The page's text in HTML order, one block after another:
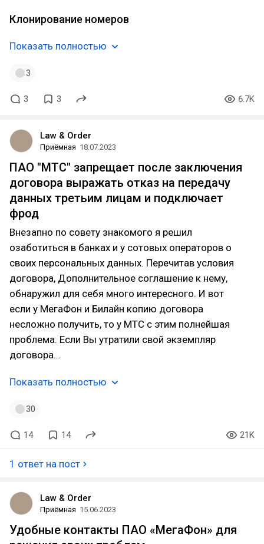
Клонирование номеров
Показать полностью
3
3 3 6.7K
Law & Order
Приёмная 18.07.2023
ПАО "МТС" запрещает после заключения
договора выражать отказ на передачу
данных третьим лицам и подключает
фрод
Внезапно по совету знакомого я решил
озаботиться в банках и у сотовых операторов о
своих персональных данных. Перечитав условия
договора, Дополнительное соглашение к нему,
обнаружил для себя много интересного. И вот
если у МегаФон и Билайн копию договора
несложно получить, то у МТС с этим полнейшая
проблема. Если Вы утратили свой экземпляр
договора…
Показать полностью
30
14 14 21K
1 ответ на пост
Law & Order
Приёмная 15.06.2023
Удобные контакты ПАО «МегаФон» для